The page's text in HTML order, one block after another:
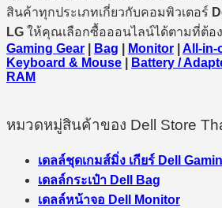
สินค้าทุกประเภทเกี่ยวกับคอมพิวเตอร์
LG ให้คุณเลือกซื้อออนไลน์ได้ตามที่ต้อง
Gaming Gear
Bag Monitor All-in-
Keyboard & Mouse
Battery /
RAM
หมวดหมู่สินค้าของ Dell Store
เดลล์ชุดเกมส์มิ่ง เกียร์ Dell
เดลล์กระเป๋า Dell Bag
เดลล์หน้าจอ Dell Monitor